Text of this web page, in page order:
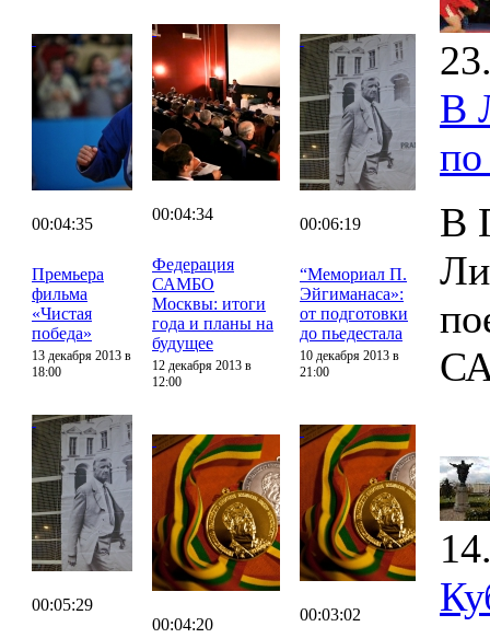
00:04:35
Премьера
фильма
«Чистая
победа»
13 декабря 2013 в
18:00
00:04:34
Федерация
САМБО
Москвы: итоги
года и планы на
будущее
12 декабря 2013 в
12:00
00:06:19
“Мемориал П.
Эйгиманаса»:
от подготовки
до пьедестала
10 декабря 2013 в
21:00
00:05:29
00:04:20
00:03:02
В
В